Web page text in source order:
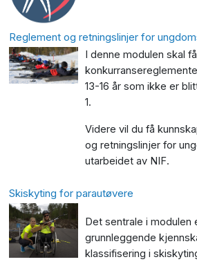
Reglement og retningslinjer for
I denne modulen skal
13-16 år som ikke er
1.
Videre vil du få
og retningslinjer for
utarbeidet av NIF.
Skiskyting for parautøvere
Det sentrale i modulen
grunnleggende
klassifisering i